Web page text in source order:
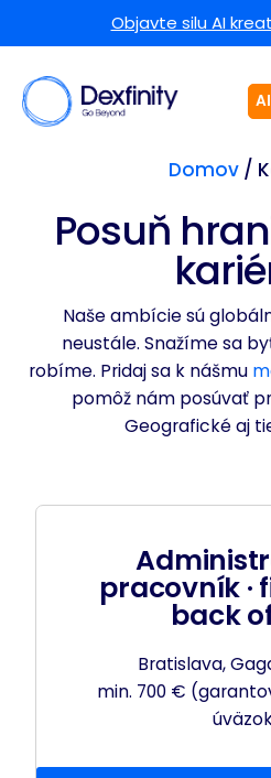
Objavte silu AI
Domov/
Posuň
Naše ambície sú
neustále. Snažíme sa
robíme. Pridaj sa k nášmu
pomôž nám posúvať
Geografické aj
pracovník ·
back
Bratislava,
min. 700 €